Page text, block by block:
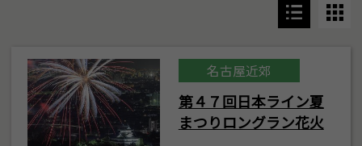
名古屋近郊
第４７回日本ライン夏
まつりロングラン花火